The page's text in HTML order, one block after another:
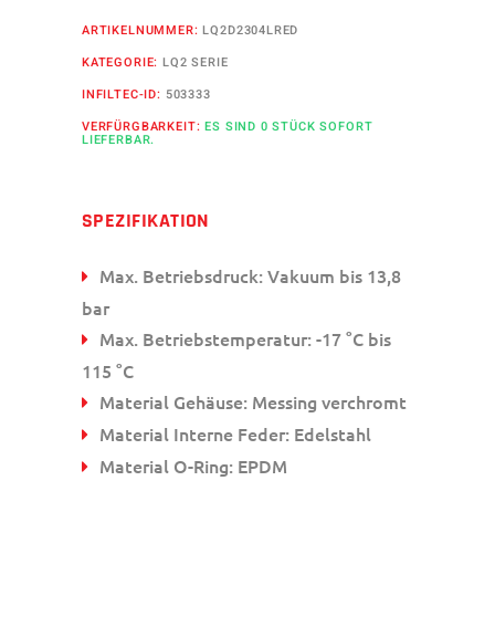
ARTIKELNUMMER:LQ2D2304LRED
KATEGORIE:LQ2 SERIE
INFILTEC-ID: 503333
VERFÜRGBARKEIT:ES SIND 0 STÜCK SOFORT
LIEFERBAR.
SPEZIFIKATION
Max. Betriebsdruck: Vakuum bis 13,8
bar
Max. Betriebstemperatur: -17 °C bis
115 °C
Material Gehäuse: Messing verchromt
Material Interne Feder: Edelstahl
Material O-Ring: EPDM